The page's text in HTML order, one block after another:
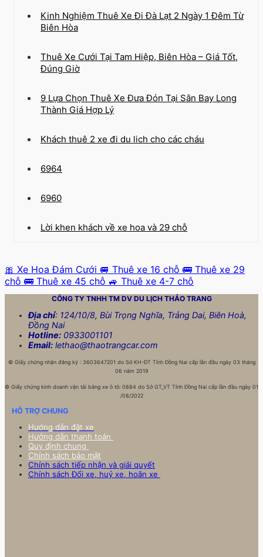
Kinh Nghiệm Thuê Xe Đi Đà Lạt 2 Ngày 1 Đêm Từ
Biên Hòa
Thuê Xe Cưới Tại Tam Hiệp, Biên Hòa – Giá Tốt,
Đúng Giờ
9 Lựa Chọn Thuê Xe Đưa Đón Tại Sân Bay Long
Thành Giá Hợp Lý
Khách thuê 2 xe đi du lich cho các cháu
6964
6960
Lời khen khách về xe hoa và 29 chỗ
🎀 Xe Hoa Đám Cưới 🚐 Thuê xe 16 chỗ 🚌 Thuê xe 29
chỗ 🚌 Thuê xe 45 chỗ 🚙 Thuê xe 4-7 chỗ
CÔNG TY TNHH TM DV DU LỊCH THẢO TRANG
Địa chỉ: 124/10/8, Bùi Trọng Nghĩa, Trảng Dai, Biên Hoà,
Đồng Nai
Hotline: 0933001101
Email: lethao@thaotrangcar.com
©Giấy chứng nhận đăng ký : 3603647201 do Sở KH-ĐT Tỉnh Đồng Nai cấp lần đầu ngày 03 tháng
06 năm 2019
© Giấy chứng kinh doanh vận tải bằng xe ô tô: 0884 do Sở GT_VT Tỉnh Đồng Nai cấp lần đầu ngày 01
/08/2022
HỖ TRỢ CHUNG
Hướng dẫn đặt xe
Hướng dẫn thanh toán
Quy định chung
Chính sách bảo mật
Chính sách tiếp nhận và giải quyết
Chính sách Đổi xe, huỷ xe, hoãn xe